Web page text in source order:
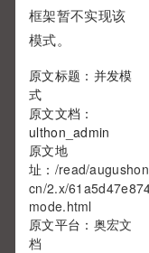
框架暂不实现该
模式。
原文标题：并发模
式
原文文档：
ulthon_admin
原文地
址： /read/
cn/2.x/
mode.html
原文平台： 奥宏文
档